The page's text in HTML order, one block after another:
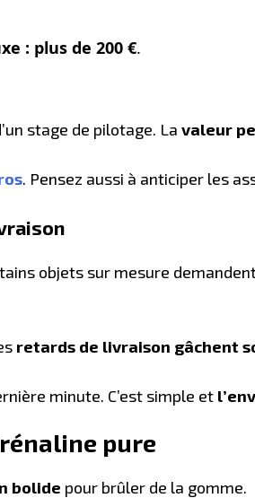
: plus de 200 €.
stage de pilotage. La valeur
. Pensez aussi à anticiper les
objets sur mesure
retards de livraison gâchent
minute. C’est simple et
pure
bolide pour brûler de la gomme.